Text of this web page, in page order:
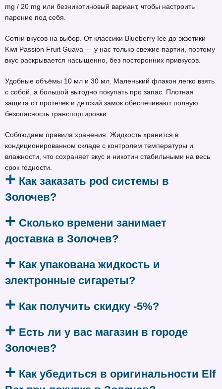
mg / 20 mg или безникотиновый вариант, чтобы настроить
парение под себя.
Сотни вкусов на выбор. От классики Blueberry Ice до экзотики
Kiwi Passion Fruit Guava — у нас только свежие партии, поэтому
вкус раскрывается насыщенно, без посторонних привкусов.
Удобные объёмы 10 мл и 30 мл. Маленький флакон легко взять
с собой, а большой выгодно покупать про запас. Плотная
защита от протечек и детский замок обеспечивают полную
безопасность транспортировки.
Соблюдаем правила хранения. Жидкость хранится в
кондиционированном складе с контролем температуры и
влажности, что сохраняет вкус и никотин стабильными на весь
срок годности.
Как заказать pod системы в
Золочев?
Сколько времени занимает
доставка в Золочев?
Как упакована жидкость и
электронные сигареты?
Как получить скидку -5%?
Есть ли у вас магазин в городе
Золочев?
Как убедиться в оригинальности Elf